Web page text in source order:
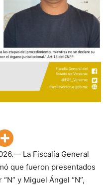
La Fiscalía General
que fueron presentados
y Miguel Ángel “N”,